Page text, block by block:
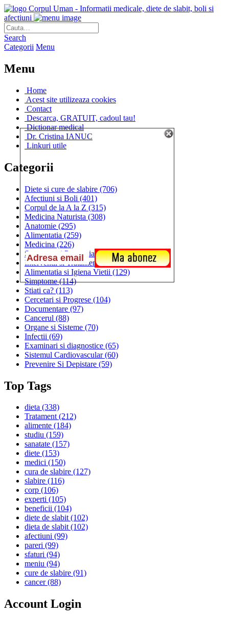
Corpul Uman - Informatii medicale, diete de slabit, boli si
afectiuni
Search
Categorii Menu
Menu
Home
Acest site utilizeaza cookies
Contact
Descarca, GRATUIT, cadoul tau!
Dictionar medical
Dr. Cristina IANUC
Linkuri utile
Categorii
Diete si cure de slabire (706)
Afectiuni si Boli (401)
Corpul de la A la Z (315)
Medicina Naturista (308)
Anatomie (295)
Alimentatia (259)
Medicina (226)
Sanatatea si Preventia(170)
Interventii si Tratamente(167)
Alimentatia si Igiena Vietii (129)
Simptome(114)
Stiati ca? (113)
Cercetari si Progrese (104)
Documentare (97)
Cancerul (88)
Organe si Sisteme (70)
Infectii (69)
Examinari si diagnostice (65)
Sistemul Cardiovascular(60)
Prevenire Si Depistare (59)
Top Tags
dieta (338)
Tratament(212)
alimente (184)
studiu (159)
sanatate (157)
diete (153)
medici (150)
cura de slabire (127)
slabire (116)
corp (106)
experti (105)
beneficii (104)
diete de slabit(102)
dieta de slabit(102)
afectiuni (99)
pareri (99)
sfaturi (94)
meniu (94)
cure de slabire (91)
cancer(88)
Account Login